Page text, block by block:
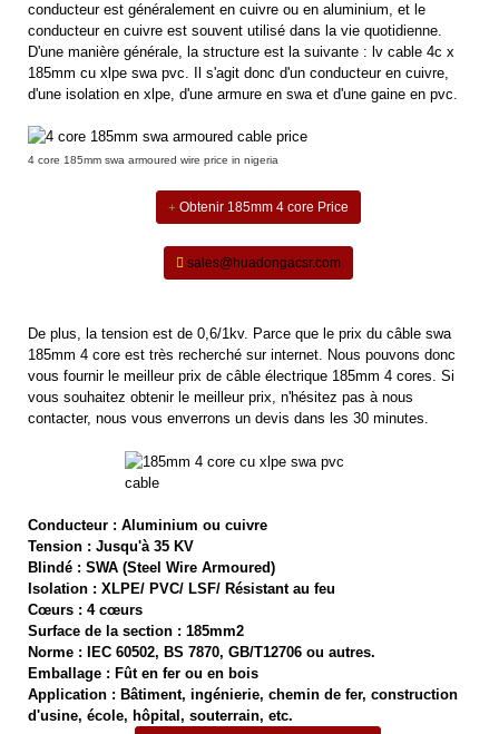
conducteur est généralement en cuivre ou en aluminium, et le
conducteur en cuivre est souvent utilisé dans la vie quotidienne.
D'une manière générale, la structure est la suivante : lv cable 4c x
185mm cu xlpe swa pvc. Il s'agit donc d'un conducteur en cuivre,
d'une isolation en xlpe, d'une armure en swa et d'une gaine en pvc.
4 core 185mm swa armoured wire price in nigeria
Obtenir 185mm 4 core Price
sales@huadongacsr.com
De plus, la tension est de 0,6/1kv. Parce que le prix du câble swa
185mm 4 core est très recherché sur internet. Nous pouvons donc
vous fournir le meilleur prix de câble électrique 185mm 4 cores. Si
vous souhaitez obtenir le meilleur prix, n'hésitez pas à nous
contacter, nous vous enverrons un devis dans les 30 minutes.
Conducteur : Aluminium ou cuivre
Tension : Jusqu'à 35 KV
Blindé : SWA (Steel Wire Armoured)
Isolation : XLPE/ PVC/ LSF/ Résistant au feu
Cœurs : 4 cœurs
Surface de la section : 185mm2
Norme : IEC 60502, BS 7870, GB/T12706 ou autres.
Emballage : Fût en fer ou en bois
Application : Bâtiment, ingénierie, chemin de fer, construction
d'usine, école, hôpital, souterrain, etc.